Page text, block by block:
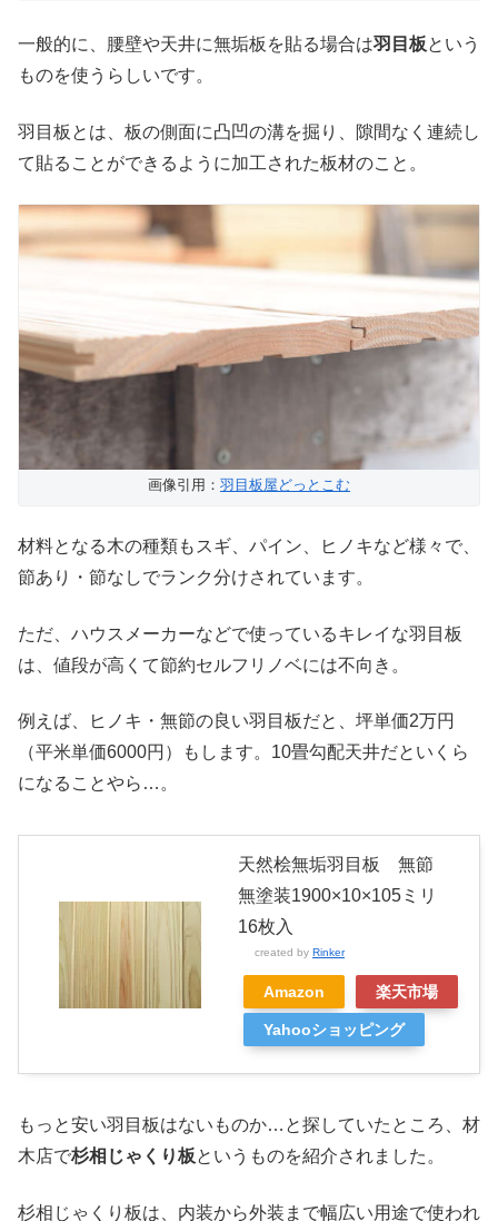
一般的に、腰壁や天井に無垢板を貼る場合は羽目板という
ものを使うらしいです。
羽目板とは、板の側面に凸凹の溝を掘り、隙間なく連続し
て貼ることができるように加工された板材のこと。
画像引用： 羽目板屋どっとこむ
材料となる木の種類もスギ、パイン、ヒノキなど様々で、
節あり・節なしでランク分けされています。
ただ、ハウスメーカーなどで使っているキレイな羽目板
は、値段が高くて節約セルフリノベには不向き。
例えば、ヒノキ・無節の良い羽目板だと、坪単価2万円
（平米単価6000円）もします。10畳勾配天井だといくら
になることやら…。
天然桧無垢羽目板 無節
無塗装1900×10×105ミリ
16枚入
created by Rinker
Amazon 楽天市場
Yahooショッピング
もっと安い羽目板はないものか…と探していたところ、材
木店で杉相じゃくり板というものを紹介されました。
杉相じゃくり板は、内装から外装まで幅広い用途で使われ